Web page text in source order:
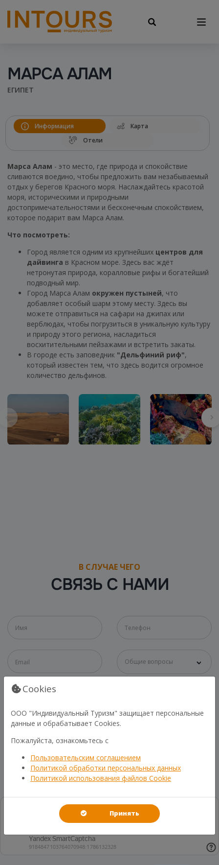
МАРСА АЛАМ
ЕГИПЕТ
Информация
Карта
Отели
Марса Алам - это место, где природа и спокойствие
сливаются воедино, чтобы предложить вам незабываемый
отдых у берегов Красного моря. Наслаждайтесь красотой
моря, историческими и природными
достопримечательностями и бесконечным спокойствием,
которое подарит вам Марса Алам.
Что посмотреть:
Город является одним из крупнейших центров для
дайвинга в Красном море. Здесь вас ждёт
нетронутая природа, коралловые рифы и богатейший
подводный мир.
Город Марса Алам окружен пустыней, что
добавляет особый шарм этому месту. Здесь вы
можете отправиться на сафари на джипах или
верблюдах, чтобы погрузиться в уникальную культуру
и природу этого региона, насладиться
восхитительными пейзажами и встретить закаты.
В городе есть заповедник "Дельфиний риф",
который известен тем, что здесь водится огромное
количество дельфинов.
В СЛУЧАЕ ЧЕГО
СВЯЗЬ С НАМИ
Общие вопросы
Cookies
ООО "Индивидуальный Туризм" защищает персональные
данные и обрабатывает Cookies.
Пожалуйста, ознакомьтесь с
Пользовательским соглашением
Политикой обработки персональных данных
Политикой использования файлов Cookie
Принять